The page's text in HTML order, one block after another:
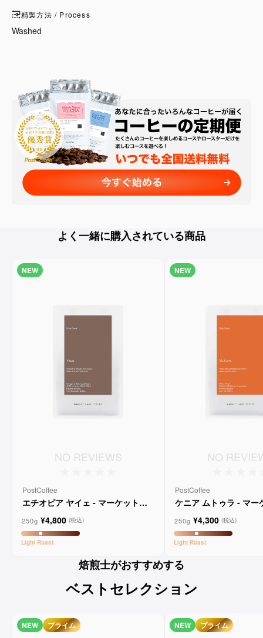
精製方法 / Process
Washed
よく一緒に購入されている商品
NEW
NO REVIEWS
PostCoffee
エチオピア ヤイェ - マーケットレ
250g ¥4,800 (税込)
Light Roast
NEW
NO
PostCoffee
ケニア ムトゥラ - マー
250g ¥4,300 (税込)
Light Roast
焙煎士がおすすめする
ベストセレクション
NEW プライム NEW プライム